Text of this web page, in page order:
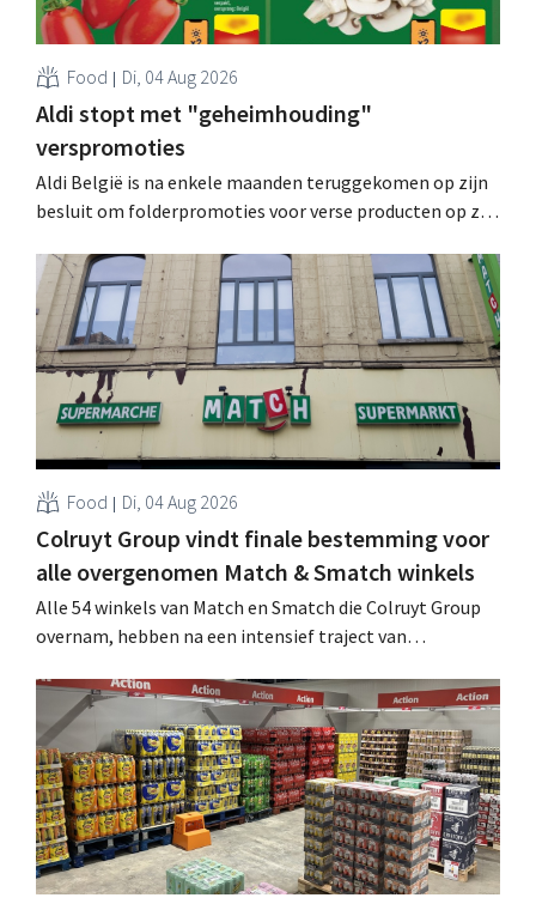
Food Di, 04 Aug 2026
Aldi stopt met "geheimhouding"
verspromoties
Aldi België is na enkele maanden teruggekomen op zijn
besluit om folderpromoties voor verse producten op zijn
werking treden: "Onze klanten willen goed
geïnformeerd worden." .
Food Di, 04 Aug 2026
Colruyt Group vindt finale bestemming voor
alle overgenomen Match & Smatch winkels
Alle 54 winkels van Match en Smatch die Colruyt Group
overnam, hebben na een intensief traject van
Al is die bestemming voor sommige panden een sluiting.